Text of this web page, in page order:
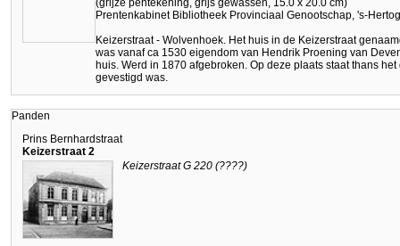
(grijze pentekening, grijs gewassen, 15.0 x 20.0 cm)
Prentenkabinet Bibliotheek Provinciaal Genootschap, 's-
Keizerstraat - Wolvenhoek. Het huis in de Keizerstraat
was vanaf ca 1530 eigendom van Hendrik Proening van
huis. Werd in 1870 afgebroken. Op deze plaats staat thans
gevestigd was.
Panden
Prins Bernhardstraat
Keizerstraat 2
Keizerstraat G 220 (????)